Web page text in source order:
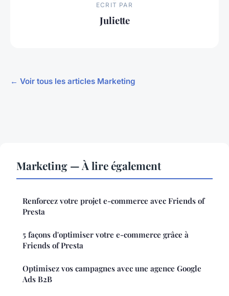
ECRIT PAR
Juliette
← Voir tous les articles Marketing
Marketing — À lire également
Renforcez votre projet e-commerce avec Friends of
Presta
5 façons d'optimiser votre e-commerce grâce à
Friends of Presta
Optimisez vos campagnes avec une agence Google
Ads B2B